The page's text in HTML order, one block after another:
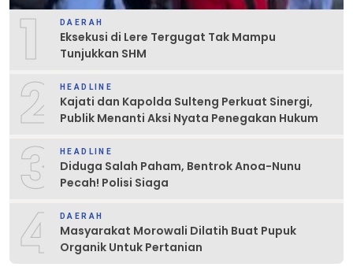
1 DAERAH
Eksekusi di Lere Tergugat Tak Mampu
Tunjukkan SHM
2 HEADLINE
Kajati dan Kapolda Sulteng Perkuat Sinergi,
Publik Menanti Aksi Nyata Penegakan Hukum
3 HEADLINE
Diduga Salah Paham, Bentrok Anoa-Nunu
Pecah! Polisi Siaga
4 DAERAH
Masyarakat Morowali Dilatih Buat Pupuk
Organik Untuk Pertanian